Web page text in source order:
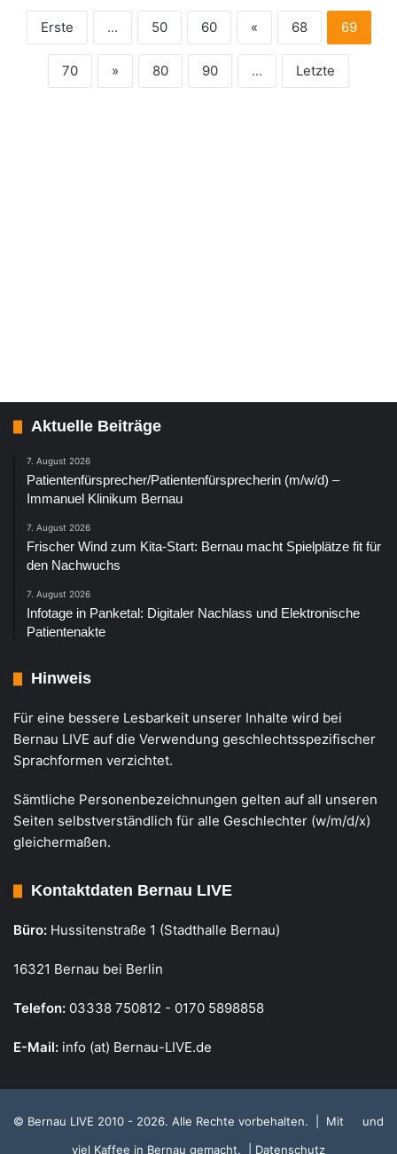
Erste ... 50 60 « 68 69
70 » 80 90 ... Letzte
Aktuelle Beiträge
7. August 2026
Patientenfürsprecher/Patientenfürsprecherin (m/w/d) –
Immanuel Klinikum Bernau
7. August 2026
Frischer Wind zum Kita-Start: Bernau macht Spielplätze fit für
den Nachwuchs
7. August 2026
Infotage in Panketal: Digitaler Nachlass und Elektronische
Patientenakte
Hinweis
Für eine bessere Lesbarkeit unserer Inhalte wird bei
Bernau LIVE auf die Verwendung geschlechtsspezifischer
Sprachformen verzichtet.
Sämtliche Personenbezeichnungen gelten auf all unseren
Seiten selbstverständlich für alle Geschlechter (w/m/d/x)
gleichermaßen.
Kontaktdaten Bernau LIVE
Büro: Hussitenstraße 1 (Stadthalle Bernau)
16321 Bernau bei Berlin
Telefon: 03338 750812 - 0170 5898858
E-Mail: info (at) Bernau-LIVE.de
© Bernau LIVE 2010 - 2026. Alle Rechte vorbehalten. | Mit
und
viel Kaffee in Bernau gemacht.
| Datenschutz